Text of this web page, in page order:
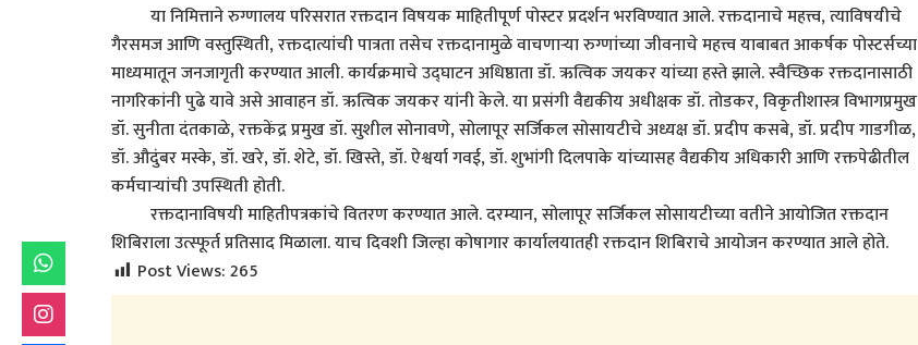
या निमित्ताने रुग्णालय परिसरात रक्तदान विषयक माहितीपूर्ण पोस्टर प्रदर्शन भरविण्यात आले. रक्तदानाचे महत्त्व, त्याविषयीचे
गैरसमज आणि वस्तुस्थिती, रक्तदात्यांची पात्रता तसेच रक्तदानामुळे वाचणाऱ्या रुग्णांच्या जीवनाचे महत्त्व याबाबत आकर्षक पोस्टर्सच्या
माध्यमातून जनजागृती करण्यात आली. कार्यक्रमाचे उद्घाटन अधिष्ठाता डॉ. ऋत्विक जयकर यांच्या हस्ते झाले. स्वैच्छिक रक्तदानासाठी
नागरिकांनी पुढे यावे असे आवाहन डॉ. ऋत्विक जयकर यांनी केले. या प्रसंगी वैद्यकीय अधीक्षक डॉ. तोडकर, विकृतीशास्त्र विभागप्रमुख
डॉ. सुनीता दंतकाळे, रक्तकेंद्र प्रमुख डॉ. सुशील सोनावणे, सोलापूर सर्जिकल सोसायटीचे अध्यक्ष डॉ. प्रदीप कसबे, डॉ. प्रदीप गाडगीळ,
डॉ. औदुंबर मस्के, डॉ. खरे, डॉ. शेटे, डॉ. खिस्ते, डॉ. ऐश्वर्या गवई, डॉ. शुभांगी दिलपाके यांच्यासह वैद्यकीय अधिकारी आणि रक्तपेढीतील
कर्मचाऱ्यांची उपस्थिती होती.
रक्तदानाविषयी माहितीपत्रकांचे वितरण करण्यात आले. दरम्यान, सोलापूर सर्जिकल सोसायटीच्या वतीने आयोजित रक्तदान
शिबिराला उत्स्फूर्त प्रतिसाद मिळाला. याच दिवशी जिल्हा कोषागार कार्यालयातही रक्तदान शिबिराचे आयोजन करण्यात आले होते.
Post Views:265